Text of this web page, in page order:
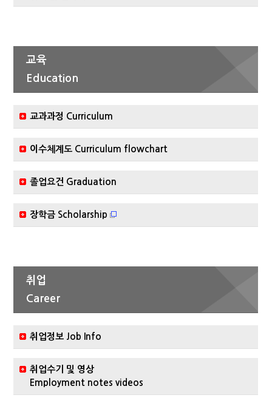
교육
Education
교과과정 Curriculum
이수체계도 Curriculum flowchart
졸업요건 Graduation
장학금 Scholarship
취업
Career
취업정보 Job Info
취업수기 및 영상
Employment notes videos